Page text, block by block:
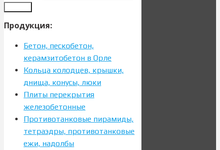
Продукция:
Бетон, пескобетон,
керамзитобетон в Орле
Кольца колодцев, крышки,
днища, конусы, люки
Плиты перекрытия
железобетонные
Противотанковые пирамиды,
тетраэдры, противотанковые
ежи, надолбы